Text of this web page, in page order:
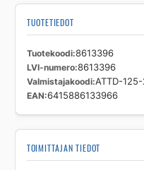
TUOTETIEDOT
Tuotekoodi 8613396
LVI-numero 8613396
Valmistajakoodi ATTD-
EAN 6415886133966
TOIMITTAJAN TIEDOT